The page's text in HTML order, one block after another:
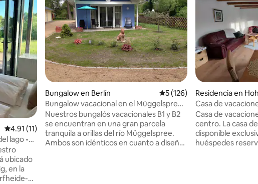
Calificación promedio: 4.91 de 5; 11 evaluaciones
4.91 (11)
lago •
ubicado
en la
Bungalow en Berlín Calificación promedio: 5 de
5 (126)
Bungalow vacacional en el Müggelspree
B1 «Blue Sky»
Nuestros bungalós vacacionales B1 y B2
se encuentran en una gran parcela
tranquila a orillas del río Müggelspree.
Ambos son idénticos en cuanto a diseño
Residencia en
dorf
Casa de
Berlín
Casa de
centro. La casa
disponible
huéspedes